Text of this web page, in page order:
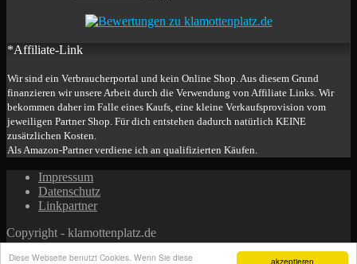
akzeptieren
Diese Webseite benutzt Cookies. Wenn Sie diese
*Affiliate-Link
Wir sind ein Verbraucherportal und kein Online Shop. Aus diesem Grund
finanzieren wir unsere Arbeit durch die Verwendung von Affiliate Links. Wir
bekommen daher im Falle eines Kaufs, eine kleine Verkaufsprovision vom
jeweiligen Partner Shop. Für dich entstehen dadurch natürlich KEINE
zusätzlichen Kosten.
Als Amazon-Partner verdiene ich an qualifizierten Käufen.
Impressum
Datenschutz
Linkpartner
Copyright - klamottenplatz.de